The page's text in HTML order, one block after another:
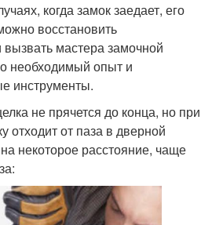
когда замок заедает, его
восстановить
мастера замочной
необходимый опыт и
инструменты.
не прячется до конца, но при
отходит от паза в дверной
некоторое расстояние, чаще